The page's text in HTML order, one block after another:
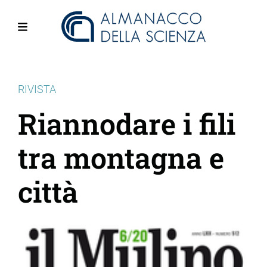
RIVISTA
Riannodare i fili
tra montagna e
città